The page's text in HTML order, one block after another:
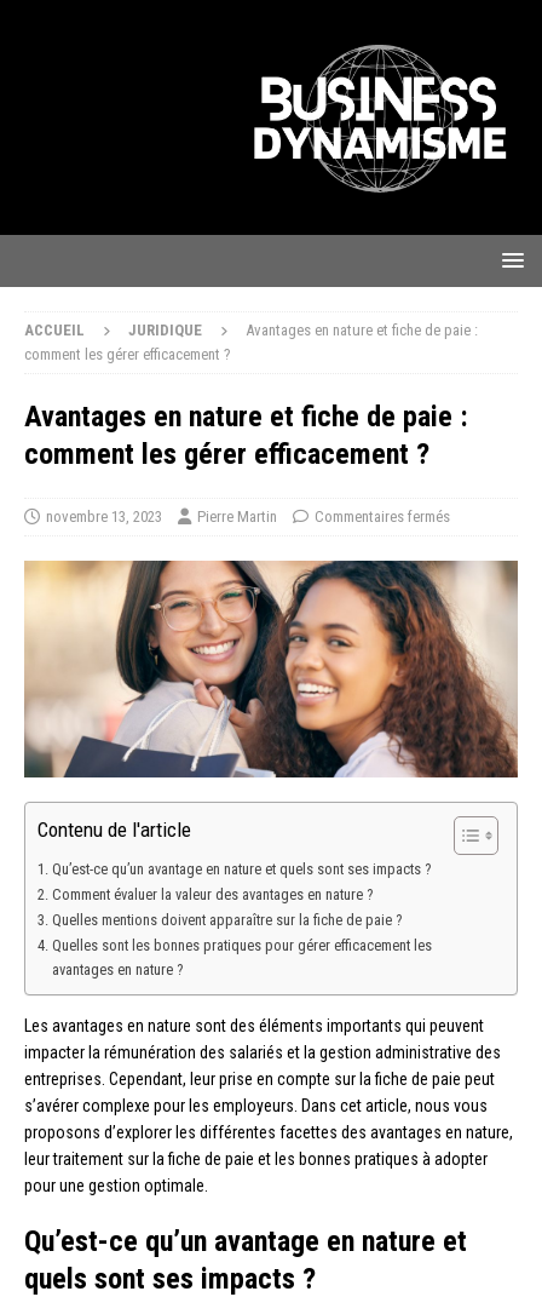
ACCUEIL JURIDIQUE
Avantages en nature et fiche de paie :
comment les gérer efficacement ?
Avantages en nature et fiche de paie :
comment les gérer efficacement ?
novembre 13, 2023 Pierre Martin Commentaires fermés
Contenu de l'article
Qu’est-ce qu’un avantage en nature et quels sont ses impacts ?
Comment évaluer la valeur des avantages en nature ?
Quelles mentions doivent apparaître sur la fiche de paie ?
Quelles sont les bonnes pratiques pour gérer efficacement les
avantages en nature ?
Les avantages en nature sont des éléments importants qui peuvent
impacter la rémunération des salariés et la gestion administrative des
entreprises. Cependant, leur prise en compte sur la fiche de paie peut
s’avérer complexe pour les employeurs. Dans cet article, nous vous
proposons d’explorer les différentes facettes des avantages en nature,
leur traitement sur la fiche de paie et les bonnes pratiques à adopter
pour une gestion optimale.
Qu’est-ce qu’un avantage en nature et
quels sont ses impacts ?